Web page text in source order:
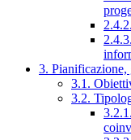
3. Pianificazione,
3.1.
3.2.